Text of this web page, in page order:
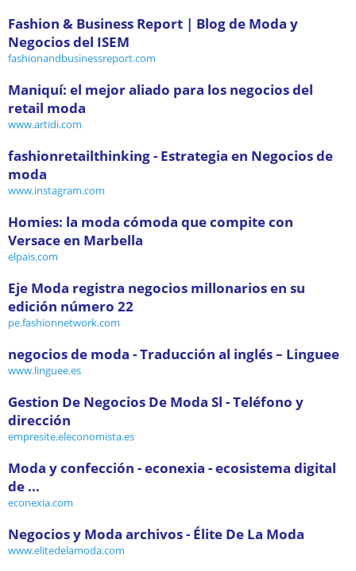
Fashion & Business Report | Blog de Moda y
Negocios del ISEM
fashionandbusinessreport.com
Maniquí: el mejor aliado para los negocios del
retail moda
www.artidi.com
fashionretailthinking - Estrategia en Negocios de
moda
www.instagram.com
Homies: la moda cómoda que compite con
Versace en Marbella
elpais.com
Eje Moda registra negocios millonarios en su
edición número 22
pe.fashionnetwork.com
negocios de moda - Traducción al inglés – Linguee
www.linguee.es
Gestion De Negocios De Moda Sl - Teléfono y
dirección
empresite.eleconomista.es
Moda y confección - econexia - ecosistema digital
de ...
econexia.com
Negocios y Moda archivos - Élite De La Moda
www.elitedelamoda.com